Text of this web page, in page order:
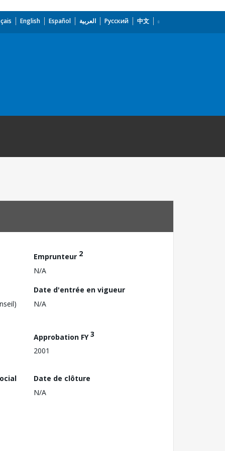
English Español العربية Русский 中文
Emprunteur 2
N/A
Date d'entrée en vigueur
N/A
Approbation FY3
2001
Date de clôture
N/A